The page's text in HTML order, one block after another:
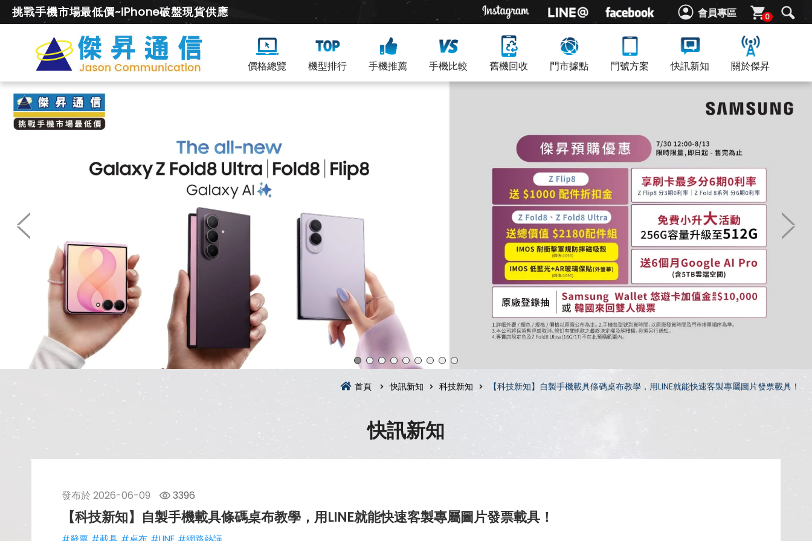
會員專區 0
挑戰手機市場最低價~iPhone破盤現貨供應
價格總覽 機型排行 手機推薦 手機比較 舊機回收 門市據點 門號方案 快訊新知 關於傑昇
首頁 快訊新知 科技新知 【科技新知】自製手機載具條碼桌布教學，用LINE就能快速客製專屬圖片發票載具！
快訊新知
發布於 2026-06-09 3396
【科技新知】自製手機載具條碼桌布教學，用LINE就能快速客製專屬圖片發票載具！